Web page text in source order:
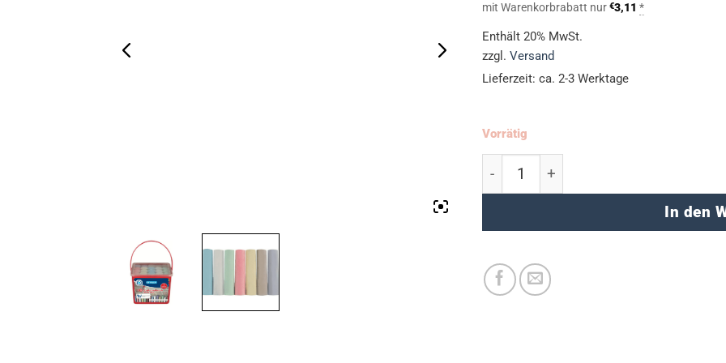
mit Warenkorbrabatt nur€3,11 *
Enthält 20% MwSt.
zzgl.Versand
Lieferzeit: ca. 2-3 Werktage
Vorrätig
Straßenkreide im eckigen Eimer Menge
In den